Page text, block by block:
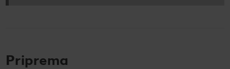
Priprema